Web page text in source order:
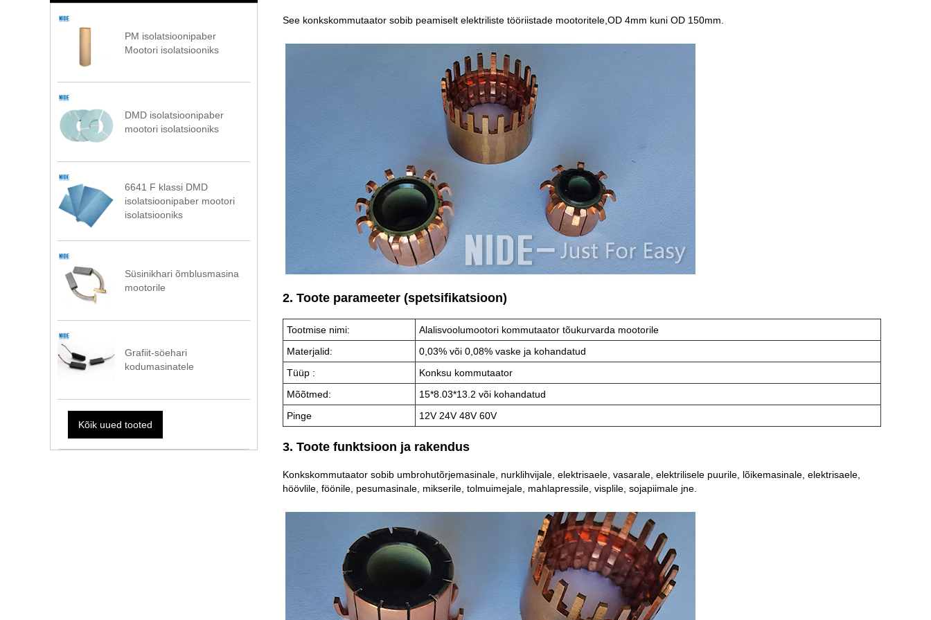
PM isolatsioonipaber
Mootori isolatsiooniks
DMD isolatsioonipaber
mootori isolatsiooniks
6641 F klassi DMD
isolatsioonipaber mootori
isolatsiooniks
Süsinikhari õmblusmasina
mootorile
Grafiit-söehari
kodumasinatele
Kõik uued tooted
See konkskommutaator sobib peamiselt elektriliste tööriistade mootoritele, OD 4mm kuni OD 150mm.
2. Toote parameeter (spetsifikatsioon)
Tootmise nimi:
Alalisvoolumootori kommutaator tõukurvarda mootorile
Materjalid:
0,03% või 0,08% vaske ja kohandatud
Tüüp :
Konksu kommutaator
Mõõtmed:
15*8.03*13.2 või kohandatud
Pinge
12V 24V 48V 60V
3. Toote funktsioon ja rakendus
Konkskommutaator sobib umbrohutõrjemasinale, nurklihvijale, elektrisaele, vasarale, elektrilisele puurile, lõikemasinale, elektrisaele,
höövlile, föönile, pesumasinale, mikserile, tolmuimejale, mahlapressile, visplile, sojapiimale jne.